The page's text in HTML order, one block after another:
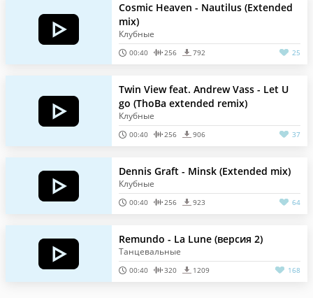
Cosmic Heaven - Nautilus (Extended
mix)
Клубные
00:40 256 792 25
Twin View feat. Andrew Vass - Let U
go (ThoBa extended remix)
Клубные
00:40 256 906 37
Dennis Graft - Minsk (Extended mix)
Клубные
00:40 256 923 64
Remundo - La Lune (версия 2)
Танцевальные
00:40 320 1209 168